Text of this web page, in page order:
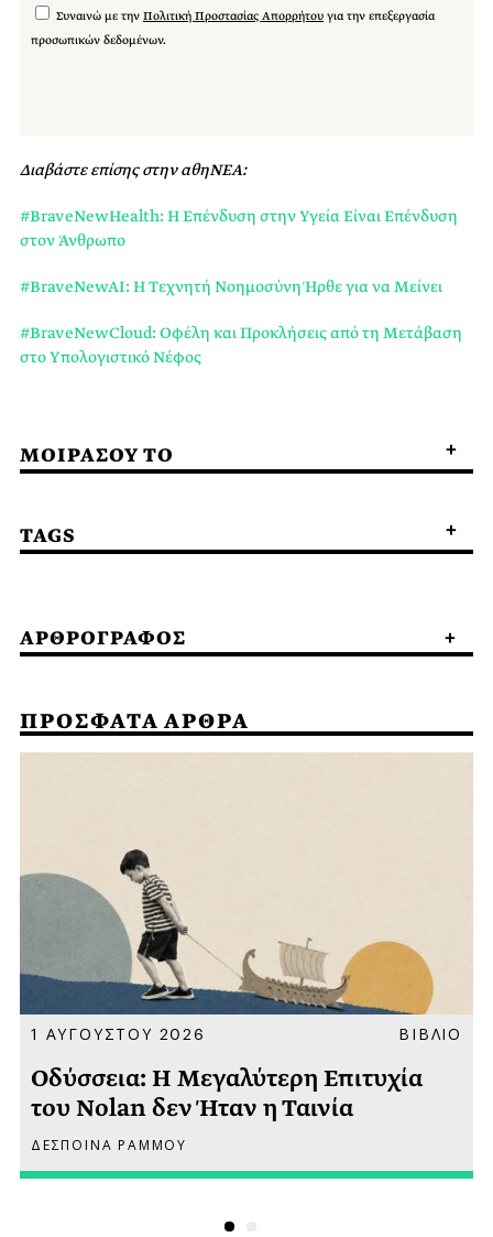
Συναινώ με την Πολιτική Προστασίας Απορρήτου για την επεξεργασία
προσωπικών δεδομένων.
Διαβάστε επίσης στην αθηΝΕΑ:
#BraveNewHealth: Η Επένδυση στην Υγεία Είναι Επένδυση
στον Άνθρωπο
#BraveNewAI: Η Tεχνητή Nοημοσύνη Ήρθε για να Μείνει
#BraveNewCloud: Oφέλη και Προκλήσεις από τη Mετάβαση
στο Yπολογιστικό Nέφος
ΜΟΙΡΑΣΟΥ ΤΟ
TAGS
ΑΡΘΡΟΓΡΑΦΟΣ
ΠΡΟΣΦΑΤΑ ΑΡΘΡΑ
1 ΑΥΓΟΥΣΤΟΥ 2026 ΒΙΒΛΙΟ
Οδύσσεια: Η Μεγαλύτερη Επιτυχία
του Nolan δεν Ήταν η Ταινία
ΔΕΣΠΟΙΝΑ ΡΑΜΜΟΥ